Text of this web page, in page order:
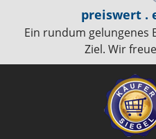
preiswert .
Ein rundum gelungenes
Ziel. Wir